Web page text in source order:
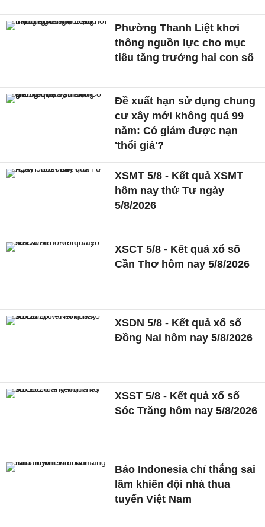
Phường Thanh Liệt khơi
thông nguồn lực cho mục
tiêu tăng trưởng hai con số
Đề xuất hạn sử dụng chung
cư xây mới không quá 99
năm: Có giảm được nạn
'thổi giá'?
XSMT 5/8 - Kết quả XSMT
hôm nay thứ Tư ngày
5/8/2026
XSCT 5/8 - Kết quả xổ số
Cần Thơ hôm nay 5/8/2026
XSDN 5/8 - Kết quả xổ số
Đồng Nai hôm nay 5/8/2026
XSST 5/8 - Kết quả xổ số
Sóc Trăng hôm nay 5/8/2026
Báo Indonesia chỉ thẳng sai
lầm khiến đội nhà thua
tuyển Việt Nam